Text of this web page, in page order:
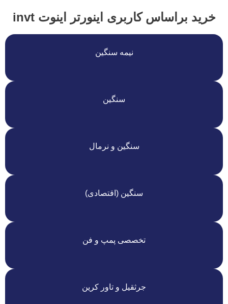
خرید براساس کاربری اینورتر اینوت invt
نیمه سنگین
سنگین
سنگین و نرمال
سنگین (اقتصادی)
تخصصی پمپ و فن
جرثقیل و تاور کرین